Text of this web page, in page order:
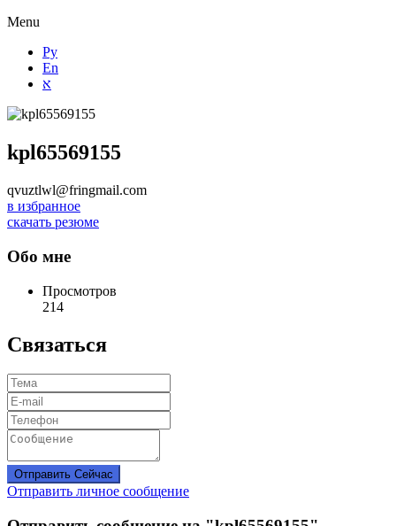
Menu
Ру
En
א
kpl65569155
qvuztlwl@fringmail.com
в избранное
скачать резюме
Обо мне
Просмотров
214
Связаться
Отправить Сейчас
Отправить личное сообщение